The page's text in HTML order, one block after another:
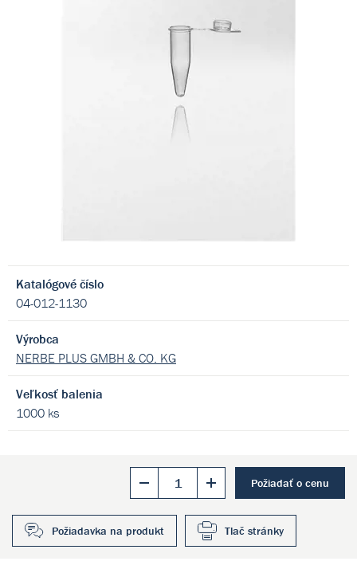
Katalógové číslo
04-012-1130
Výrobca
NERBE PLUS GMBH & CO. KG
Veľkosť balenia
1000 ks
Požiadať o cenu
Požiadavka na produkt Tlač stránky